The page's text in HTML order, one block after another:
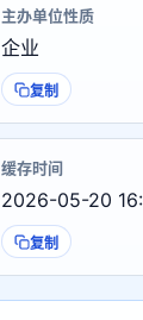
主办单位性质
企业
复制
缓存时间
2026-05-20
复制